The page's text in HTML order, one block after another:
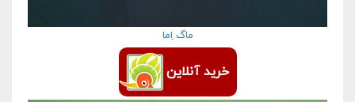
ماگ اِما
خرید آنلاین